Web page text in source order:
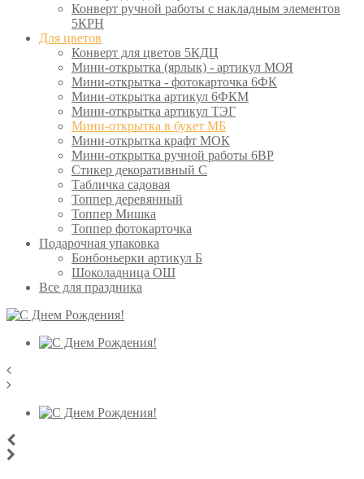
Конверт ручной работы с накладным элементов
5КРН
Для цветов
Конверт для цветов 5КДЦ
Мини-открытка (ярлык) - артикул МОЯ
Мини-открытка - фотокарточка 6ФК
Мини-открытка артикул 6ФКМ
Мини-открытка артикул ТЭГ
Мини-открытка в букет МБ
Мини-открытка крафт МОК
Мини-открытка ручной работы 6ВР
Стикер декоративный С
Табличка садовая
Топпер деревянный
Топпер Мишка
Топпер фотокарточка
Подарочная упаковка
Бонбоньерки артикул Б
Шоколадница ОШ
Все для праздника